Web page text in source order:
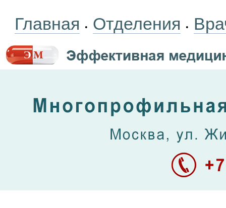
Главная • Отделения •